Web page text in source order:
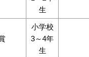
生
小学校
3～4年
生